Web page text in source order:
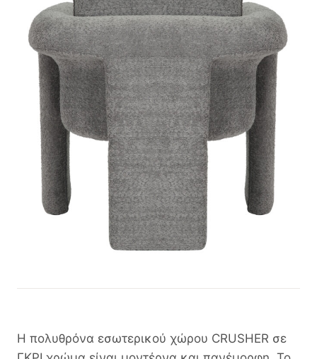
Η πολυθρόνα εσωτερικού χώρου CRUSHER σε